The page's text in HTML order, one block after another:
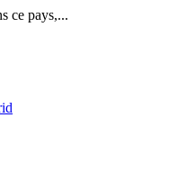
ce pays,...